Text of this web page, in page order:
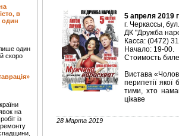
в
один
один
скоро
на
із
ремонту
5 апреля 2019
г. Черкассы,
ДК "Дружба
Касса: (0472)
Начало: 19-00.
Стоимость
Вистава
перипетії якої
тими, хто
цікаве
28 Марта 2019